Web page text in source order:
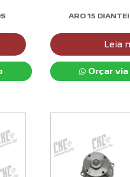
ARO 15
Leia
Orçar